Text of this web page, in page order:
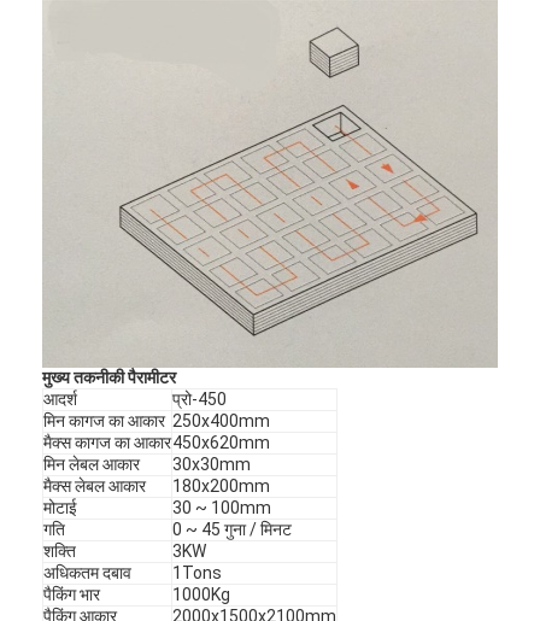
घर
उत्पादों
वीडियो
मुख्य तकनीकी पैरामीटर
आदर्श
प्रो-450
मिन कागज का आकार 250x400mm
मैक्स कागज का आकार450x620mm
मिन लेबल आकार
30x30mm
मैक्स लेबल आकार
180x200mm
मोटाई
30 ~ 100mm
गति
0 ~ 45 गुना / मिनट
शक्ति
3KW
अधिकतम दबाव
1Tons
पैकिंग भार
1000Kg
पैकिंग आकार
2000x1500x2100mm